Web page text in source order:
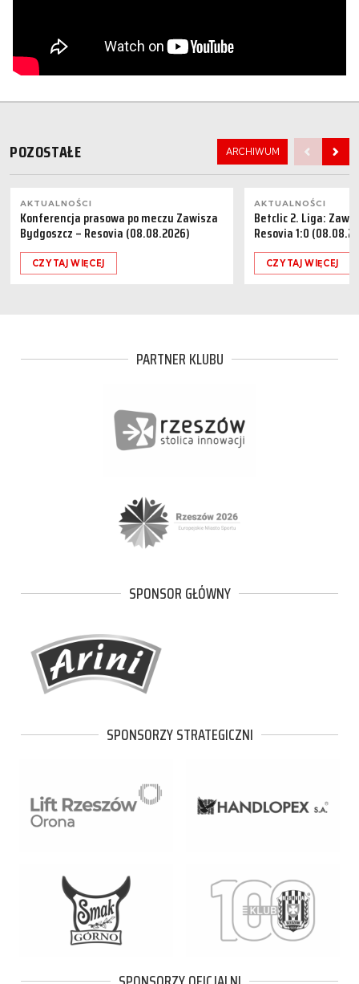
POZOSTAŁE ARCHIWUM
AKTUALNOŚCI
Konferencja prasowa po meczu Zawisza
Bydgoszcz – Resovia (08.08.2026)
CZYTAJ WIĘCEJ
AKTUALNOŚCI
Betclic 2. Liga:
Resovia 1:0
CZYTAJ WIĘCEJ
PARTNER KLUBU
SPONSOR GŁÓWNY
SPONSORZY STRATEGICZNI